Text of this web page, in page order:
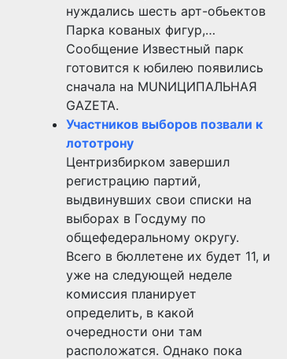
нуждались шесть арт-обьектов
Парка кованых фигур,…
Сообщение Известный парк
готовится к юбилею появились
сначала на MUNИЦИПАЛЬНАЯ
GAZЕТА.
Участников выборов позвали к
лототрону
Центризбирком завершил
регистрацию партий,
выдвинувших свои списки на
выборах в Госдуму по
общефедеральному округу.
Всего в бюллетене их будет 11, и
уже на следующей неделе
комиссия планирует
определить, в какой
очередности они там
расположатся. Однако пока